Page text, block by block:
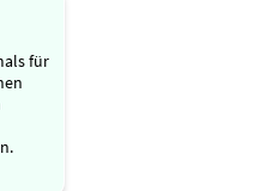
für